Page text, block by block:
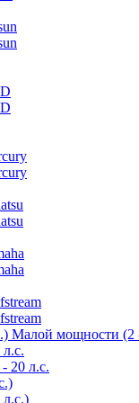
Малой мощности (2
20 л.с.